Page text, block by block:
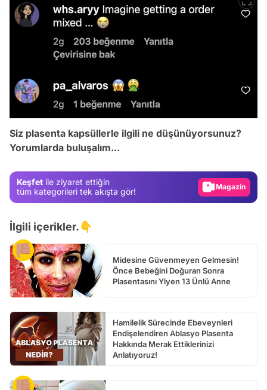
Siz plasenta kapsüllerle ilgili ne düşünüyorsunuz?
Yorumlarda buluşalım...
Keşfet ile ziyaret ettiğin
tüm kategorileri tek akışta gör!
Test
Video
İlgili içerikler.👇
Midesine Güvenmeyen Gelmesin!
Önce Bebeğini Doğuran Sonra
Plasentasını Yiyen 13 Ünlü Anne
Hamilelik Sürecinde Ebeveynleri
Endişelendiren Ablasyo Plasenta
Hakkında Merak Ettiklerinizi
Anlatıyoruz!